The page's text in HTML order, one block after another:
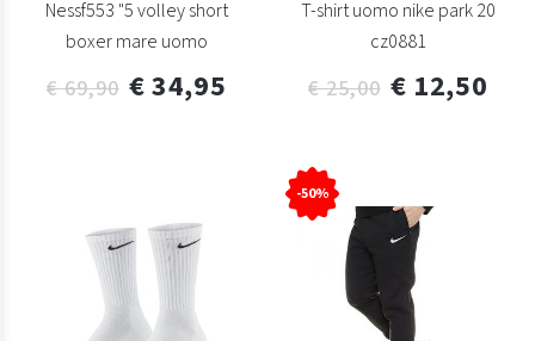
Nessf553 "5 volley short
boxer mare uomo
€ 69,90 € 34,95
T-shirt uomo nike park 20
cz0881
€ 25,00 € 12,50
-50%